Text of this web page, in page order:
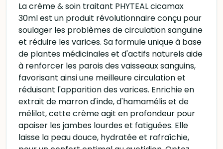
La crème & soin traitant PHYTEAL cicamax
30ml est un produit révolutionnaire conçu pour
soulager les problèmes de circulation sanguine
et réduire les varices. Sa formule unique à base
de plantes médicinales et d'actifs naturels aide
à renforcer les parois des vaisseaux sanguins,
favorisant ainsi une meilleure circulation et
réduisant l'apparition des varices. Enrichie en
extrait de marron d'inde, d'hamamélis et de
mélilot, cette crème agit en profondeur pour
apaiser les jambes lourdes et fatiguées. Elle
laisse la peau douce, hydratée et rafraîchie,